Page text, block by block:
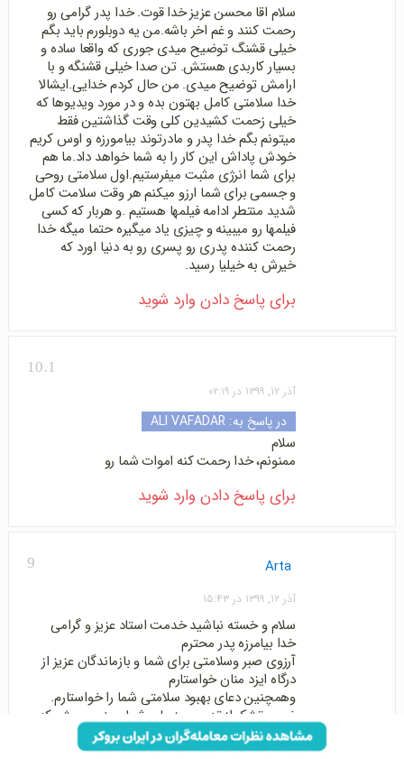
سلام اقا محسن عزیز خدا قوت. خدا پدر گرامی رو
رحمت کنند و غم اخر باشه.من یه دوبلورم باید بگم
خیلی قشنگ توضیح میدی جوری که واقعا ساده و
بسیار کاربدی هستش. تن صدا خیلی قشنگه و با
ارامش توضیح میدی. من حال کردم خدایی.ایشالا
خدا سلامتی کامل بهتون بده و در مورد ویدیوها که
خیلی زحمت کشیدین کلی وقت گذاشتین فقط
میتونم بگم خدا پدر و مادرتوند بیامورزه و اوس کریم
خودش پاداش این کار را به شما خواهد داد.ما هم
برای شما انرژی مثبت میفرستیم.اول سلامتی روحی
و جسمی برای شما ارزو میکنم هر وقت سلامت کامل
شدید منتطر ادامه فیلمها هستیم .و هربار که کسی
فیلمها رو میبینه و چیزی یاد میگیره حتما میگه خدا
رحمت کننده پدری رو پسری رو به دنیا اورد که
خیرش به خیلیا رسید.
برای پاسخ دادن وارد شوید
10.1
آذر ۱۲, ۱۳۹۹ در ۰۲:۱۹
در پاسخ به: ALI VAFADAR
سلام
ممنونم، خدا رحمت کنه اموات شما رو
برای پاسخ دادن وارد شوید
9 Arta
آذر ۱۲, ۱۳۹۹ در ۱۵:۴۳
سلام و خسته نباشید خدمت استاد عزیز و گرامی
خدا بیامرزه پدر محترم
آرزوی صبر وسلامتی برای شما و بازماندگان عزیز از
درگاه ایزد منان خواستارم
وهمچنین دعای بهبود سلامتی شما را خواستارم.
ضمن تشکر از تدریس زیبای شما ممنون میشم که
دوباره بتونم صحبت بلیغ و رسای شما را شنیدار
باشم.